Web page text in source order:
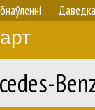
Даведка